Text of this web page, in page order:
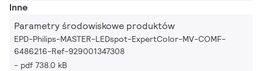
Inne
Parametry środowiskowe produktów
EPD-Philips-MASTER-LEDspot-ExpertColor-MV-COMF-
6486216-Ref-929001347308
pdf 738.0 kB